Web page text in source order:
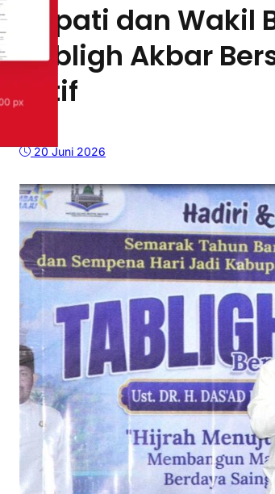
Bupati dan
Tabligh Akbar
Latif
20 Juni 2026